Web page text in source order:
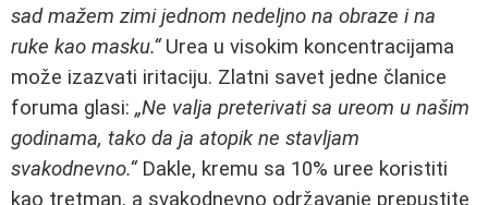
sad mažem zimi jednom nedeljno na obraze i na
ruke kao masku.“Urea u visokim koncentracijama
može izazvati iritaciju. Zlatni savet jedne članice
foruma glasi: „Ne valja preterivati sa ureom u našim
godinama, tako da ja atopik ne stavljam
svakodnevno.“Dakle, kremu sa 10% uree koristiti
kao tretman, a svakodnevno održavanje prepustite